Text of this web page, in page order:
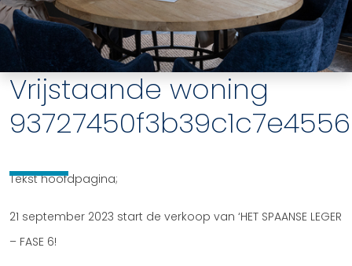
Vrijstaande woning
Tekst hoofdpagina;
21 september 2023 start de verkoop van ‘HET SPAANSE LEGER
– FASE 6!